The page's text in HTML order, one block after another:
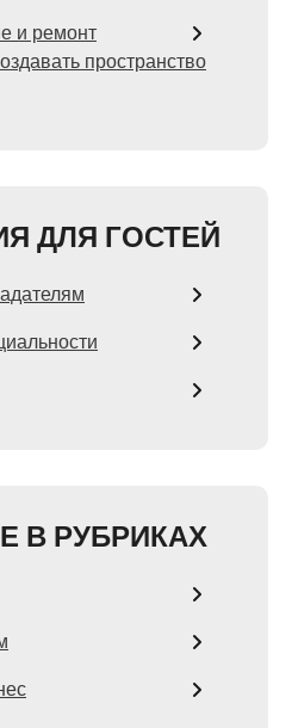
и ремонт
пространство
ДЛЯ ГОСТЕЙ
В РУБРИКАХ